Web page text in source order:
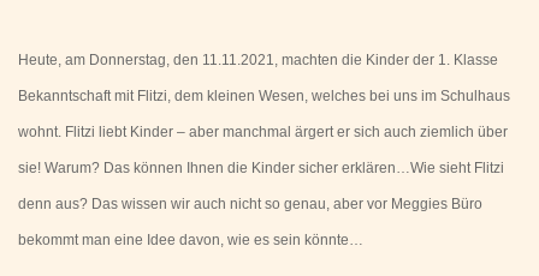
Heute, am Donnerstag, den 11.11.2021, machten die Kinder der 1. Klasse
Bekanntschaft mit Flitzi, dem kleinen Wesen, welches bei uns im Schulhaus
wohnt. Flitzi liebt Kinder – aber manchmal ärgert er sich auch ziemlich über
sie! Warum? Das können Ihnen die Kinder sicher erklären…Wie sieht Flitzi
denn aus? Das wissen wir auch nicht so genau, aber vor Meggies Büro
bekommt man eine Idee davon, wie es sein könnte…